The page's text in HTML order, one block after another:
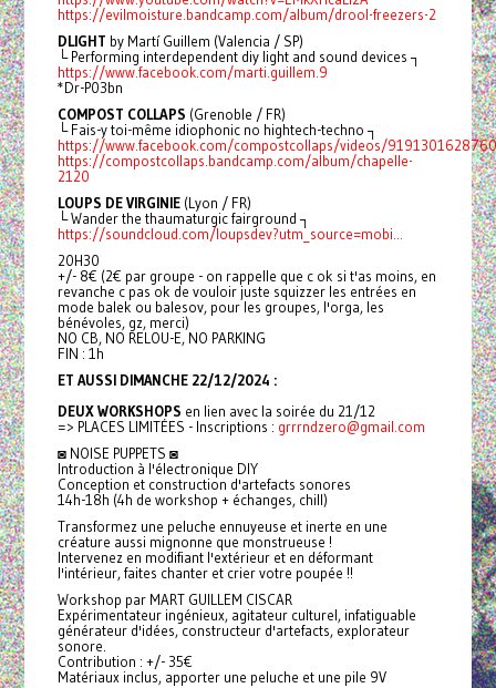
https://evilmoisture.bandcamp.com/album/drool-freezers-2
DLIGHT by Martí Guillem (Valencia / SP)
└ Performing interdependent diy light and sound devices ┐
https://www.facebook.com/marti.guillem.9
*Dr-P03bn
COMPOST COLLAPS (Grenoble / FR)
└ Fais-y toi-même idiophonic no hightech-techno ┐
https://www.facebook.com/compostcollaps/videos/
https://compostcollaps.bandcamp.com/album/chapelle-
2120
LOUPS DE VIRGINIE(Lyon / FR)
└ Wander the thaumaturgic fairground ┐
https://soundcloud.com/loupsdev?utm_source=mobi...
20H30
+/- 8€ (2€ par groupe - on rappelle que c ok si t'as moins, en
revanche c pas ok de vouloir juste squizzer les entrées en
mode balek ou balesov, pour les groupes, l'orga, les
bénévoles, gz, merci)
NO CB, NO RELOU-E, NO PARKING
FIN : 1h
ET AUSSI DIMANCHE 22/12/2024 :
DEUX WORKSHOPS en lien avec la soirée du 21/12
=> PLACES LIMITÉES - Inscriptions : grrrndzero@gmail.com
◙ NOISE PUPPETS ◙
Introduction à l'électronique DIY
Conception et construction d'artefacts sonores
14h-18h (4h de workshop + échanges, chill)
Transformez une peluche ennuyeuse et inerte en une
créature aussi mignonne que monstrueuse !
Intervenez en modifiant l'extérieur et en déformant
l'intérieur, faites chanter et crier votre poupée !!
Workshop par MART GUILLEM CISCAR
Expérimentateur ingénieux, agitateur culturel, infatiguable
générateur d'idées, constructeur d'artefacts, explorateur
sonore.
Contribution : +/- 35€
Matériaux inclus, apporter une peluche et une pile 9V